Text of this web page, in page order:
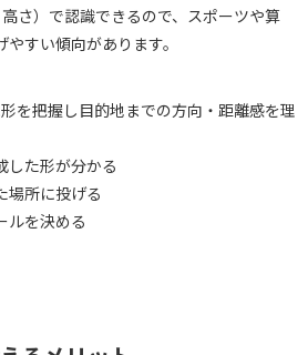
さ）で認識できるので、スポーツや算
すい傾向があります。
を把握し目的地までの方向・距離感を理
した形が分かる
場所に投げる
ルを決める